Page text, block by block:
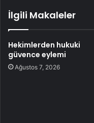
İlgili Makaleler
Hekimlerden hukuki
güvence eylemi
Ağustos 7, 2026